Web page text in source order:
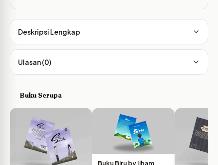
Deskripsi Lengkap
Ulasan (0)
Buku Serupa
Buku Biru by Ilham